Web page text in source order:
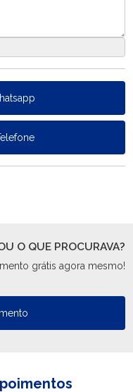
O QUE PROCURAVA?
grátis agora mesmo!